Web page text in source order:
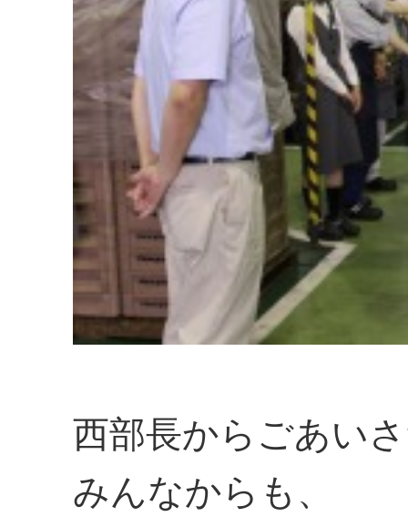
西部長からごあい
みんなからも、